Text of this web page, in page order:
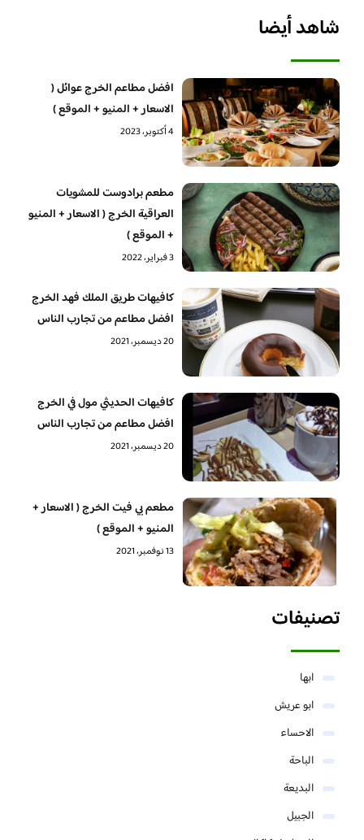
شاهد أيضا
افضل مطاعم الخرج عوائل (
الاسعار + المنيو + الموقع )
4 أكتوبر، 2023
مطعم برادوست للمشويات
العراقية الخرج ( الاسعار + المنيو
+ الموقع )
3 فبراير، 2022
كافيهات طريق الملك فهد الخرج
افضل مطاعم من تجارب الناس
20 ديسمبر، 2021
كافيهات الحديثي مول في الخرج
افضل مطاعم من تجارب الناس
20 ديسمبر، 2021
مطعم بي فيت الخرج ( الاسعار +
المنيو + الموقع )
13 نوفمبر، 2021
تصنيفات
ابها
ابو عريش
الاحساء
الباحة
البديعة
الجبيل